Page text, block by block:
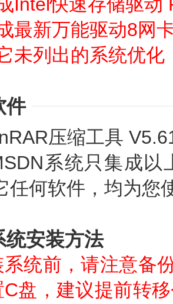
新万能驱动8网
列出的系统优化
件
压缩工具
系统只集成以
任何软件，均为您
统安装方法
统前，请注意备
盘，建议提前转